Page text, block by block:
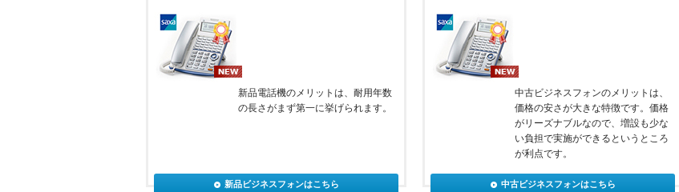
新品電話機のメリットは、耐用年数
の長さがまず第一に挙げられます。
新品ビジネスフォンはこちら
中古ビジネスフォンのメリットは、
価格の安さが大きな特徴です。価格
がリーズナブルなので、増設も少な
い負担で実施ができるというところ
が利点です。
中古ビジネスフォンはこちら